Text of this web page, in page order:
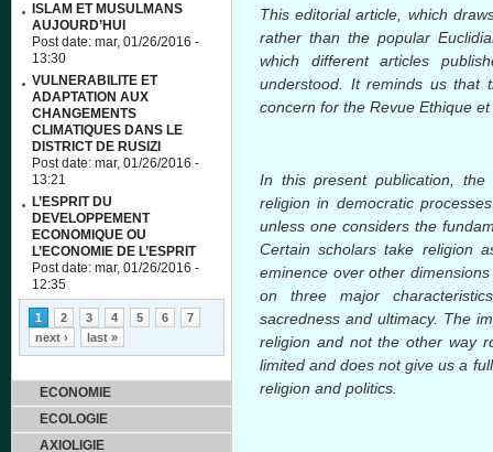
This editorial article, which
rather than the popular
which different articles
understood. It reminds us that
concern for the Revue Ethique et
In this present publication,
religion in democratic
unless one considers the
Certain scholars take religion
eminence over other
on three major
sacredness andultimacy. The
religion and not the other way
limited and does not give us a
religion and politics.
ISLAM ET MUSULMANS
AUJOURD’HUI
Post date: mar, 01/26/2016 -
13:30
VULNERABILITE ET
ADAPTATION AUX
CHANGEMENTS
CLIMATIQUES DANS LE
DISTRICT DE RUSIZI
Post date: mar, 01/26/2016 -
13:21
L’ESPRIT DU
DEVELOPPEMENT
ECONOMIQUE OU
L’ECONOMIE DE L’ESPRIT
Post date: mar, 01/26/2016 -
12:35
Pages
1 2 3 4 5 6
7
next ›
last »
ECONOMIE
ECOLOGIE
AXIOLIGIE